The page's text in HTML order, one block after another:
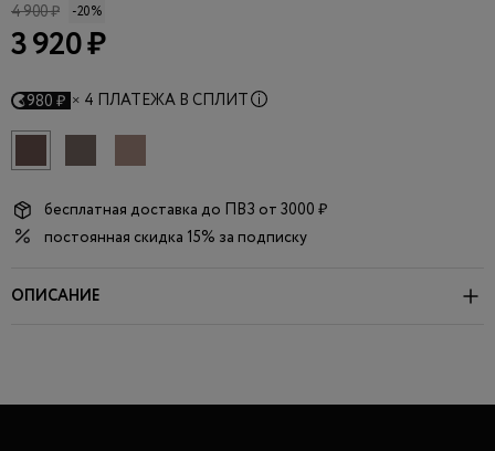
4 900 ₽ -20%
3 920 ₽
980 ₽ × 4 ПЛАТЕЖА В СПЛИТ
бесплатная доставка до ПВЗ от 3000 ₽
постоянная скидка 15% за подписку
ОПИСАНИЕ